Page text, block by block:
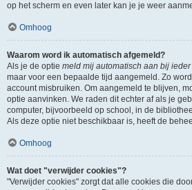
op het scherm en even later kan je je weer
Omhoog
Waarom word ik automatisch afgemeld?
Als je de optie meld mij automatisch aan bij
maar voor een bepaalde tijd aangemeld. Zo
account misbruiken. Om aangemeld te blijven,
optie aanvinken. We raden dit echter af als je
computer, bijvoorbeeld op school, in de
Als deze optie niet beschikbaar is, heeft de
Omhoog
Wat doet "verwijder cookies"?
"Verwijder cookies" zorgt dat alle cookies die